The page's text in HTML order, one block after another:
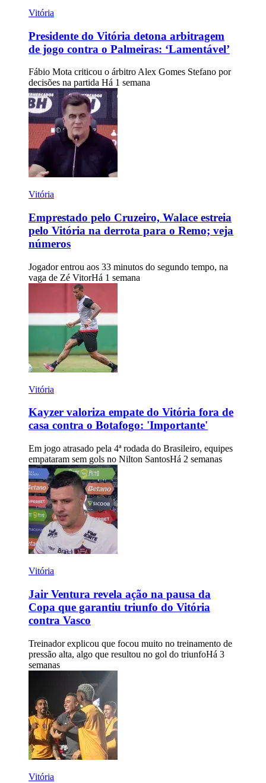
Vitória
Presidente do Vitória detona arbitragem
de jogo contra o Palmeiras: ‘Lamentável’
Fábio Mota criticou o árbitro Alex Gomes Stefano por
decisões na partida Há 1 semana
Vitória
Emprestado pelo Cruzeiro, Walace estreia
pelo Vitória na derrota para o Remo; veja
números
Jogador entrou aos 33 minutos do segundo tempo, na
vaga de Zé VitorHá 1 semana
Vitória
Kayzer valoriza empate do Vitória fora de
casa contra o Botafogo: 'Importante'
Em jogo atrasado pela 4ª rodada do Brasileiro, equipes
empataram sem gols no Nilton SantosHá 2 semanas
Vitória
Jair Ventura revela ação na pausa da
Copa que garantiu triunfo do Vitória
contra Vasco
Treinador explicou que focou muito no treinamento de
pressão alta, algo que resultou no gol do triunfoHá 3
semanas
Vitória